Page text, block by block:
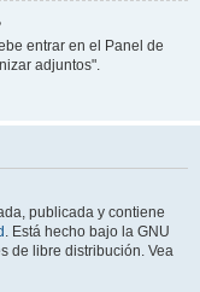
entrar en el Panel de
adjuntos".
publicada y contiene
. Está hecho bajo la GNU
de libre distribución. Vea